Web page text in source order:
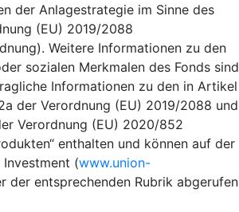
der Anlagestrategie im Sinne des
(EU) 2019/2088
Weitere Informationen zu den
sozialen Merkmalen des Fonds sind
Informationen zu den in Artikel
der Verordnung (EU) 2019/2088 und
Verordnung (EU) 2020/852
enthalten und können auf der
(www.union-
der entsprechenden Rubrik abgerufen